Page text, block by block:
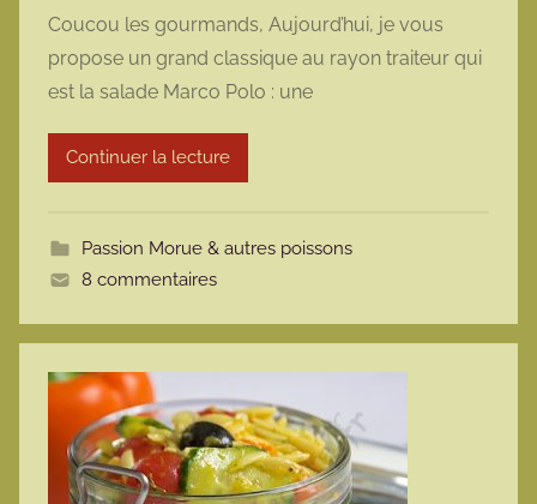
r
m
a
r
m
t
Coucou les gourmands, Aujourd’hui, je vous
propose un grand classique au rayon traiteur qui
est la salade Marco Polo : une
Continuer la lecture
Passion Morue & autres poissons
8 commentaires